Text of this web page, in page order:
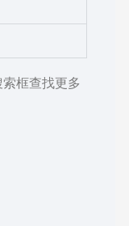
框查找更多